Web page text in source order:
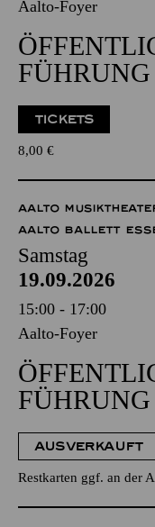
Aalto-Foyer
FÜHRUNG
TICKETS
8,00 €
AALTO
AALTO BALLETT
Samstag
19.09.2026
15:00 - 17:00
Aalto-Foyer
FÜHRUNG
AUSVERKAUFT
Restkarten ggf. an der